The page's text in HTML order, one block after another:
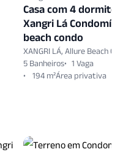
Casa com 4
Xangri Lá Condomínio
beach condo
XANGRI LÁ, Allure Beach
5 Banheiros
1 Vaga
194 m²